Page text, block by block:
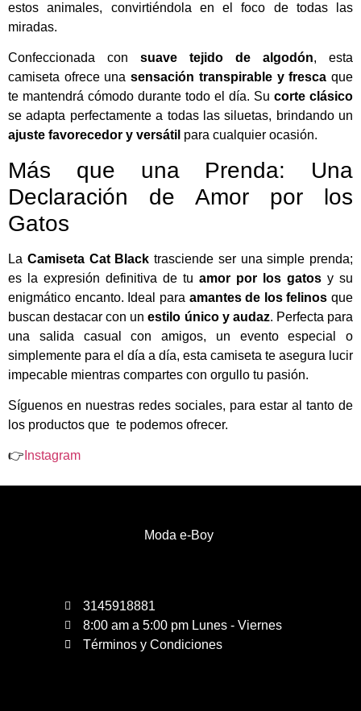
estos animales, convirtiéndola en el foco de todas las
miradas.
Confeccionada con suave tejido de algodón, esta
camiseta ofrece unasensación transpirable y fresca que
te mantendrá cómodo durante todo el día. Su corte clásico
se adapta perfectamente a todas las siluetas, brindando un
ajuste favorecedor y versátil para cualquier ocasión.
Más que una Prenda: Una
Declaración de Amor por los
Gatos
La Camiseta Cat Black trasciende ser una simple prenda;
es la expresión definitiva de tu amor por los gatos y su
enigmático encanto. Ideal para amantes de los felinos que
buscan destacar con unestilo único y audaz. Perfecta para
una salida casual con amigos, un evento especial o
simplemente para el día a día, esta camiseta te asegura lucir
impecable mientras compartes con orgullo tu pasión.
Síguenos en nuestras redes sociales, para estar al tanto de
los productos que te podemos ofrecer.
👉 Instagram
Moda e-Boy
3145918881
8:00 am a 5:00 pm Lunes - Viernes
Términos y Condiciones